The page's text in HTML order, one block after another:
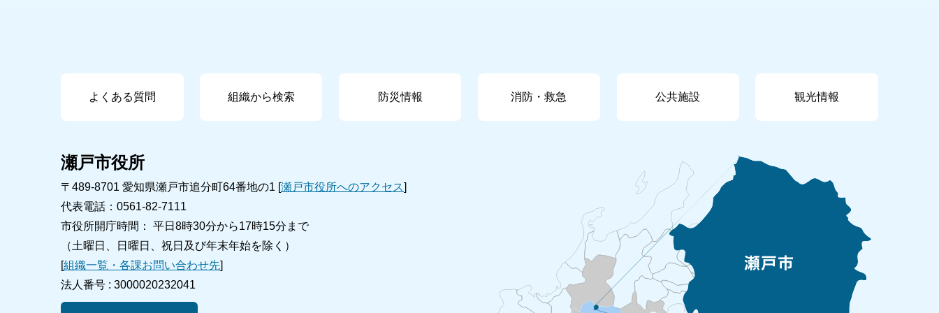
よくある質問 組織から検索 防災情報 消防・救急 公共施設 観光情報
瀬戸市役所
〒489-8701 愛知県瀬戸市追分町64番地の1 [瀬戸市役所へのアクセス]
代表電話：0561-82-7111
市役所開庁時間： 平日8時30分から17時15分まで
（土曜日、日曜日、祝日及び年末年始を除く）
[組織一覧・各課お問い合わせ先]
法人番号 : 3000020232041